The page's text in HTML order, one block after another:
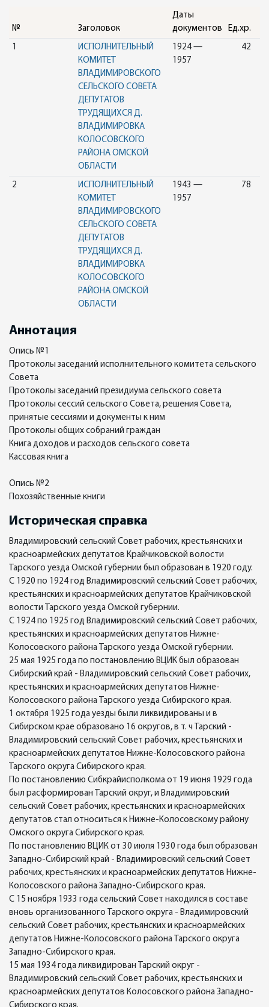
№ Заголовок
Даты
документов
Ед.хр.
1
ИСПОЛНИТЕЛЬНЫЙ
КОМИТЕТ
ВЛАДИМИРОВСКОГО
СЕЛЬСКОГО СОВЕТА
ДЕПУТАТОВ
ТРУДЯЩИХСЯ Д.
ВЛАДИМИРОВКА
КОЛОСОВСКОГО
РАЙОНА ОМСКОЙ
ОБЛАСТИ
1924 —
1957
42
2
ИСПОЛНИТЕЛЬНЫЙ
КОМИТЕТ
ВЛАДИМИРОВСКОГО
СЕЛЬСКОГО СОВЕТА
ДЕПУТАТОВ
ТРУДЯЩИХСЯ Д.
ВЛАДИМИРОВКА
КОЛОСОВСКОГО
РАЙОНА ОМСКОЙ
ОБЛАСТИ
1943 —
1957
78
Аннотация
Опись №1
Протоколы заседаний исполнительного комитета сельского
Совета
Протоколы заседаний президиума сельского совета
Протоколы сессий сельского Совета, решения Совета,
принятые сессиями и документы к ним
Протоколы общих собраний граждан
Книга доходов и расходов сельского совета
Кассовая книга
Опись №2
Похозяйственные книги
Историческая справка
Владимировский сельский Совет рабочих, крестьянских и
красноармейских депутатов Крайчиковской волости
Тарского уезда Омской губернии был образован в 1920 году.
С 1920 по 1924 год Владимировский сельский Совет рабочих,
крестьянских и красноармейских депутатов Крайчиковской
волости Тарского уезда Омской губернии.
С 1924 по 1925 год Владимировский сельский Совет рабочих,
крестьянских и красноармейских депутатов Нижне-
Колосовского района Тарского уезда Омской губернии.
25 мая 1925 года по постановлению ВЦИК был образован
Сибирский край - Владимировский сельский Совет рабочих,
крестьянских и красноармейских депутатов Нижне-
Колосовского района Тарского уезда Сибирского края.
1 октября 1925 года уезды были ликвидированы и в
Сибирском крае образовано 16 округов, в т. ч Тарский -
Владимировский сельский Совет рабочих, крестьянских и
красноармейских депутатов Нижне-Колосовского района
Тарского округа Сибирского края.
По постановлению Сибкрайисполкома от 19 июня 1929 года
был расформирован Тарский округ, и Владимировский
сельский Совет рабочих, крестьянских и красноармейских
депутатов стал относиться к Нижне-Колосовскому району
Омского округа Сибирского края.
По постановлению ВЦИК от 30 июля 1930 года был образован
Западно-Сибирский край - Владимировский сельский Совет
рабочих, крестьянских и красноармейских депутатов Нижне-
Колосовского района Западно-Сибирского края.
С 15 ноября 1933 года сельский Совет находился в составе
вновь организованного Тарского округа - Владимировский
сельский Совет рабочих, крестьянских и красноармейских
депутатов Нижне-Колосовского района Тарского округа
Западно-Сибирского края.
15 мая 1934 года ликвидирован Тарский округ -
Владимировский сельский Совет рабочих, крестьянских и
красноармейских депутатов Колосовского района Западно-